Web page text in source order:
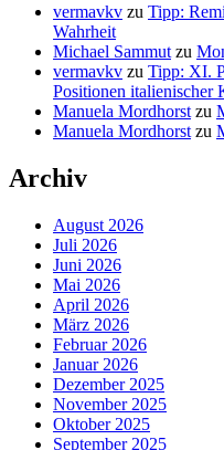
vermavkv zu Tipp:
Wahrheit
Michael Sammut zu
vermavkv zu Tipp: XI.
Positionen italienischer
Manuela Mordhorst zu
Manuela Mordhorst zu
Archiv
August 2026
Juli 2026
Juni 2026
Mai 2026
April 2026
März 2026
Februar 2026
Januar 2026
Dezember 2025
November 2025
Oktober 2025
September 2025